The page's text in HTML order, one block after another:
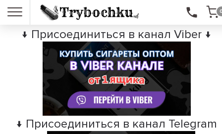
↓ Присоединиться в канал Viber ↓
↓ Присоединиться в канал Telegram